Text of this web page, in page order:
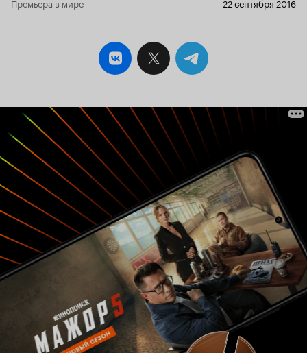
Премьера в мире
22 сентября 2016